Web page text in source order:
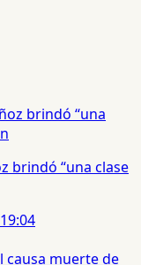
brindó “una clase